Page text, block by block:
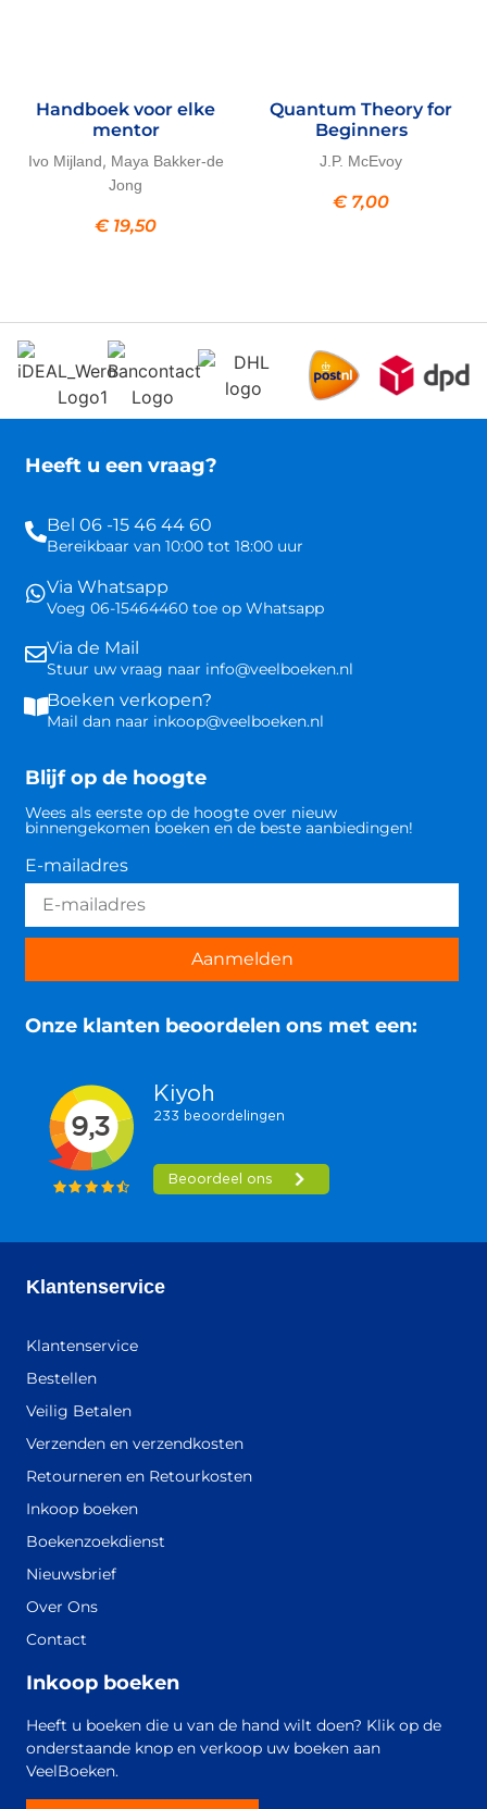
Handboek voor elke
mentor
Ivo Mijland, Maya Bakker-de
Jong
€19,50
Quantum Theory for
Beginners
J.P. McEvoy
€7,00
Heeft u een vraag?
Bel 06 -15 46 44 60
Bereikbaar van 10:00 tot 18:00 uur
Via Whatsapp
Voeg 06-15464460 toe op Whatsapp
Via de Mail
Stuur uw vraag naar info@veelboeken.nl
Boeken verkopen?
Mail dan naar inkoop@veelboeken.nl
Blijf op de hoogte
Wees als eerste op de hoogte over nieuw
binnengekomen boeken en de beste aanbiedingen!
E-mailadres
Aanmelden
Onze klanten beoordelen ons met een:
Klantenservice
Klantenservice
Bestellen
Veilig Betalen
Verzenden en verzendkosten
Retourneren en Retourkosten
Inkoop boeken
Boekenzoekdienst
Nieuwsbrief
Over Ons
Contact
Inkoop boeken
Heeft u boeken die u van de hand wilt doen? Klik op de
onderstaande knop en verkoop uw boeken aan
VeelBoeken.